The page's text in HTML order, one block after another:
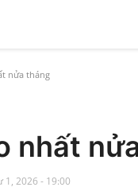
nửa tháng
nhất
1, 2026 - 19:00